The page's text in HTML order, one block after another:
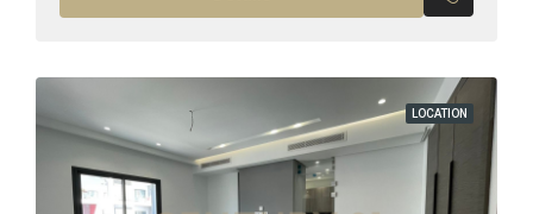
LOCATION